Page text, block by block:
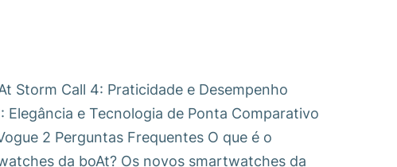
Storm Call 4: Praticidade e Desempenho
e Tecnologia de Ponta Comparativo
2 Perguntas Frequentes O que é o
da boAt? Os novos smartwatches da